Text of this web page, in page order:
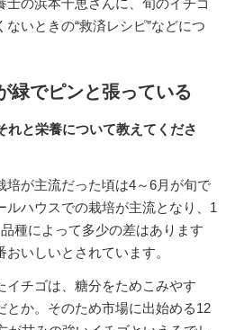
士の浜本千恵さんに、旬のイチゴ
いときの“救済レシピ”などにつ
緑でピンと張っている
れと栄養について教えてくださ
培が主流だった頃は4～6月が旬で
ルハウスでの栽培が主流となり、1
種によって多少の差はあります
いしいとされています。
イチゴは、糖分をためこみやす
とか。そのため市場に出始める12